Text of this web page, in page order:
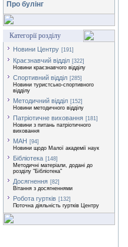
Про булінг
Категорії розділу
Новини Центру [191]
Краєзнавчий відділ [322]
Новини краєзнавчого відділу
Спортивний відділ [285]
Новини туристсько-спортивного
відділу
Методичний відділ [152]
Новини методичного відділу
Патріотичне виховання [181]
Новини з питань патріотичного
виховання
МАН [94]
Новини щодо Малої академії наук
Бібліотека [148]
Методичні матеріали, додані до
розділу "Бібліотека"
Досягнення [82]
Вітання з досягненнями
Робота гуртків [132]
Поточна діяльність гуртків Центру